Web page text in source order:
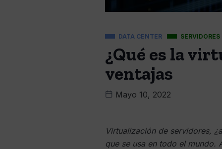
DATA CENTER SERVIDORES
¿Qué es la
ventajas
Mayo 10, 2022
Virtualización de servidores,
que se usa en todo el mundo.